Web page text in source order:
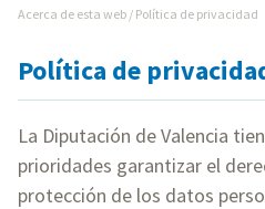
Acerca de esta web / Política de privacidad
Política de
La Diputación de Valencia
prioridades garantizar el
protección de los datos